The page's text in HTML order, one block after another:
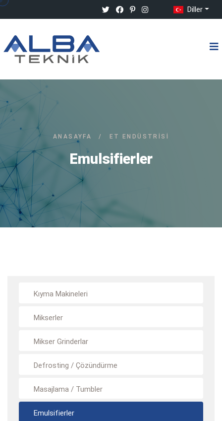
Diller
ANASAYFA / ET ENDÜSTRISI
Emulsifierler
Kıyma Makineleri
Mikserler
Mikser Grinderlar
Defrosting / Çözündürme
Masajlama / Tumbler
Emulsifierler